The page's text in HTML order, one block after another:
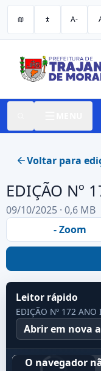
A-
Voltar para
EDIÇÃO Nº
09/10/2025 · 0,6 MB
- Zoom
Leitor rápido
EDIÇÃO Nº 172 ANO I
Abrir em nova
O navegador